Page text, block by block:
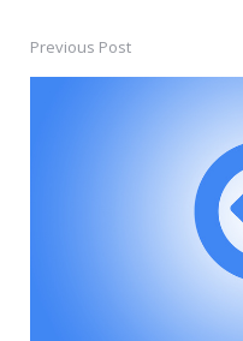
PostPrevious Post